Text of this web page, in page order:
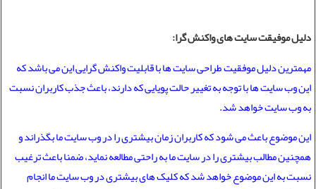
دلیل موفیقت سایت های واکنش گرا:
مهمترین دلیل موفقیتطراحی سایتها با قابلیت واکنش گرایی این می باشد که
این وب سایت ها با توجه به تغییر حالت پویایی که دارند، باعث جذب کاربران نسبت
به وب سایت خواهد شد.
این موضوع باعث می شود که کاربران زمان بیشتری را در وب سایت ما بگذراند و
همچنین مطالب بیشتری را در سایت ما به راحتی مطالعه نماید، ضمنا باعث ترغیب
نسبت به این موضوع خواهد شد که کلیک های بیشتری در وب سایت ما انجام